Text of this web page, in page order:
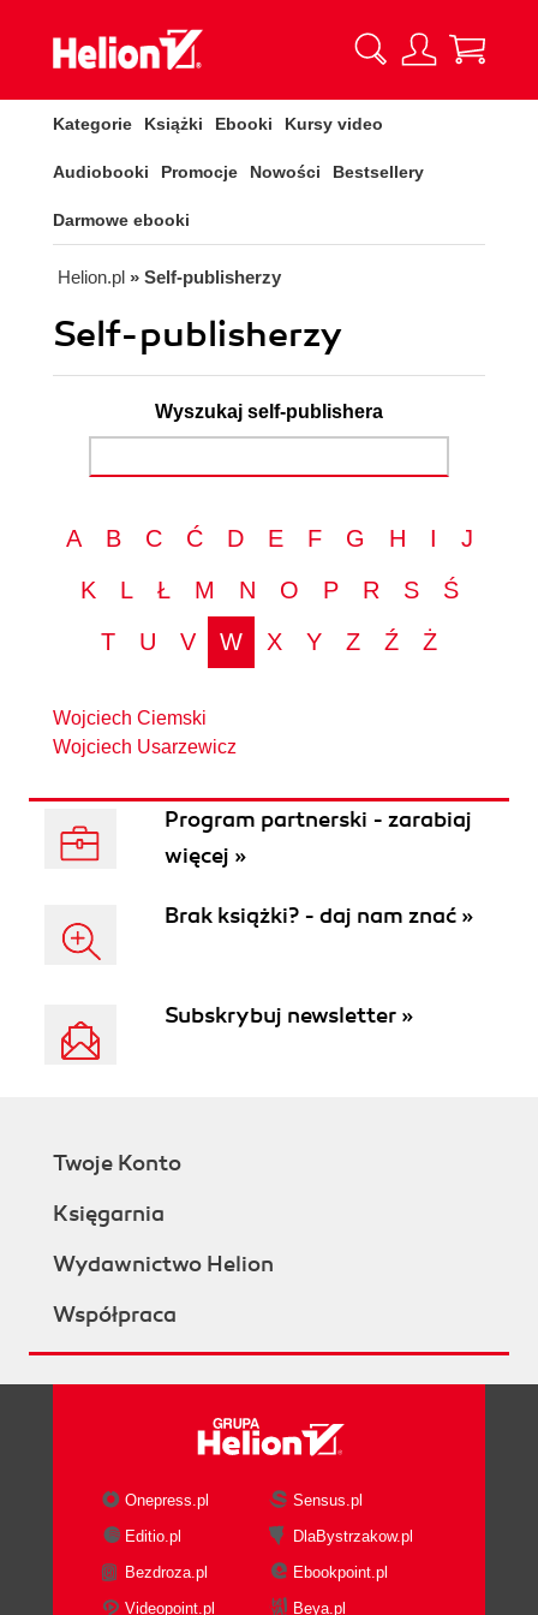
Kategorie Książki Ebooki Kursy video
Audiobooki Promocje Nowości Bestsellery
Darmowe ebooki
Helion.pl » Self-publisherzy
Self-publisherzy
Wyszukaj self-publishera
A B C Ć D E F G H I
J
K
L Ł M N O P R S
Ś
T
U V W X Y Z Ź Ż
Wojciech Ciemski
Wojciech Usarzewicz
Program partnerski - zarabiaj
więcej »
Brak książki? - daj nam znać »
Subskrybuj newsletter »
Twoje Konto
Księgarnia
Wydawnictwo Helion
Współpraca
Onepress.pl
Sensus.pl
Editio.pl
DlaBystrzakow.pl
Bezdroza.pl
Ebookpoint.pl
Videopoint.pl
Beya.pl